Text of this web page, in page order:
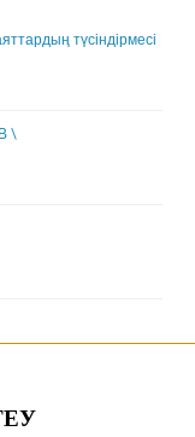
түсіндірмесі
\